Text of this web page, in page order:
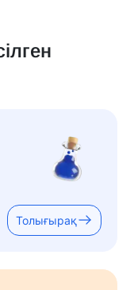
Толығырақ